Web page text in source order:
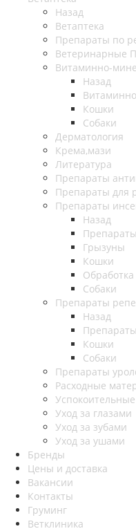
Назад
Ветаптека
Препараты по
Ветеринарные
Витаминно-
Назад
Кошки
Собаки
Дерматология
Крема,мази
Литература
Препараты
Препараты для
Препараты
Назад
Грызуны
Кошки
Собаки
Препараты
Назад
Кошки
Собаки
Препараты
Расходные
Успокоительные
Уход за глазами
Уход за зубами
Уход за ушами
Бренды
Цены и доставка
Вакансии
Контакты
Груминг
Ветклиника